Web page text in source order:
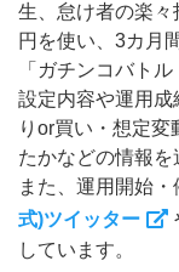
生、怠け者の楽
円を使い、3カ月
「ガチンコバトル
設定内容や運用
りor買い・想定
たかなどの情報を
また、運用開始
式)ツイッター
しています。